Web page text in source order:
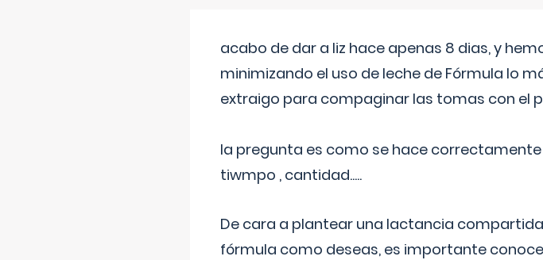
acabo de dar a liz hace apenas 8 dias, y
minimizando el uso de leche de Fórmula lo
extraigo para compaginar las tomas con el
la pregunta es como se hace
tiwmpo , cantidad.....
De cara a plantear una lactancia
fórmula como deseas, es importante